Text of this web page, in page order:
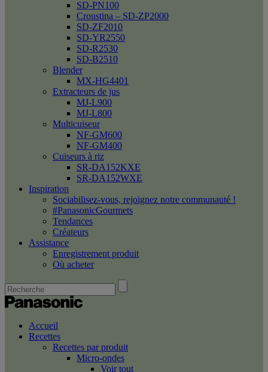
SD-PN100
Croustina – SD-ZP2000
SD-ZF2010
SD-YR2550
SD-R2530
SD-B2510
Blender
MX-HG4401
Extracteurs de jus
MJ-L900
MJ-L800
Multicuiseur
NF-GM600
NF-GM400
Cuiseurs à riz
SR-DA152KXE
SR-DA152WXE
Inspiration
Sociabilisez-vous, rejoignez notre communauté !
#PanasonicGourmets
Tendances
Créateurs
Assistance
Enregistrement produit
Où acheter
Accueil
Recettes
Recettes par produit
Micro-ondes
Voir tout